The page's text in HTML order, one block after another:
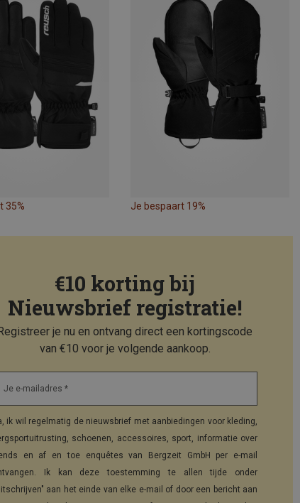
35% Je bespaart 19%
€10 korting bij
Nieuwsbrief registratie!
Registreer je nu en ontvang direct een kortingscode
van €10 voor je volgende aankoop.
Je e-mailadres *
ik wil regelmatig de nieuwsbrief met aanbiedingen voor kleding,
schoenen, accessoires, sport, informatie over
en af en toe enquêtes van Bergzeit GmbH per e-mail
Ik kan deze toestemming te allen tijde onder
aan het einde van elke e-mail of door een bericht aan